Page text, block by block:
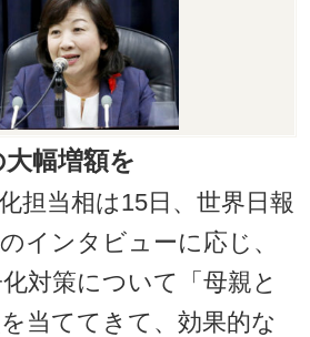
幅増額を
担当相は15日、世界日報
インタビューに応じ、
対策について「母親と
当ててきて、効果的な